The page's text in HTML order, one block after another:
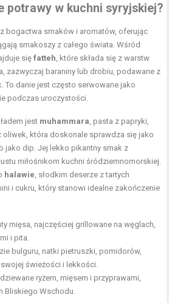
potrawy w kuchni syryjskiej?
bogactwa smaków i aromatów, oferując
smakoszy z całego świata. Wśród
sięfatteh , które składa się z warstw
zazwyczaj baraniny lub drobiu, podawane z
To danie jest często serwowane jako
podczas uroczystości.
jest muhammara , pasta z papryki,
oliwek, która doskonale sprawdza się jako
jako dip. Jej lekko pikantny smak z
miłośnikom kuchni śródziemnomorskiej.
halawie , słodkim deserze z tartych
i cukru, który stanowi idealne zakończenie
mięsa, najczęściej grillowane na węglach,
i pita.
bulguru, natki pietruszki, pomidorów,
świeżości i lekkości.
ryżem, mięsem i przyprawami,
Bliskiego Wschodu.